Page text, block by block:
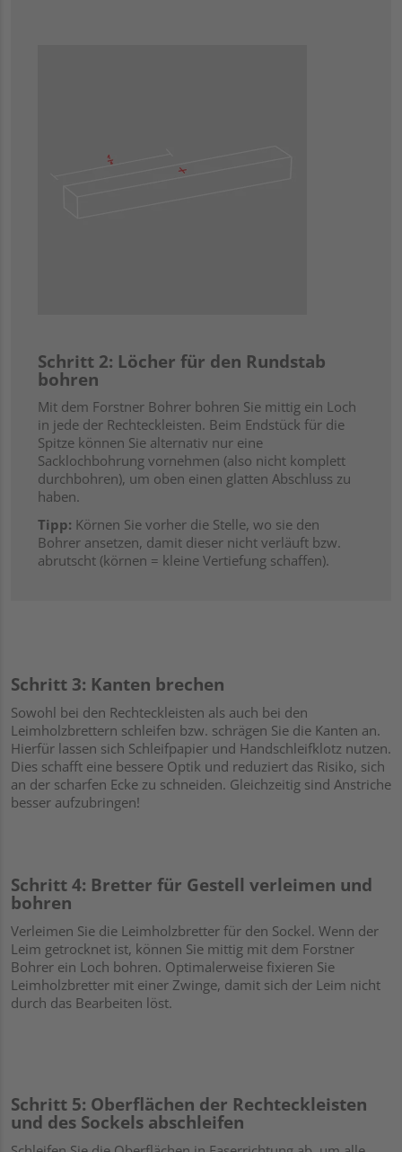
Schritt 2: Löcher für den Rundstab
bohren
Mit dem Forstner Bohrer bohren Sie mittig ein Loch
in jede der Rechteckleisten. Beim Endstück für die
Spitze können Sie alternativ nur eine
Sacklochbohrung vornehmen (also nicht komplett
durchbohren), um oben einen glatten Abschluss zu
haben.
Tipp: Körnen Sie vorher die Stelle, wo sie den
Bohrer ansetzen, damit dieser nicht verläuft bzw.
abrutscht (körnen = kleine Vertiefung schaffen).
Schritt 3: Kanten brechen
Sowohl bei den Rechteckleisten als auch bei den
Leimholzbrettern schleifen bzw. schrägen Sie die Kanten an.
Hierfür lassen sich Schleifpapier und Handschleifklotz nutzen.
Dies schafft eine bessere Optik und reduziert das Risiko, sich
an der scharfen Ecke zu schneiden. Gleichzeitig sind Anstriche
besser aufzubringen!
Schritt 4: Bretter für Gestell verleimen und
bohren
Verleimen Sie die Leimholzbretter für den Sockel. Wenn der
Leim getrocknet ist, können Sie mittig mit dem Forstner
Bohrer ein Loch bohren. Optimalerweise fixieren Sie
Leimholzbretter mit einer Zwinge, damit sich der Leim nicht
durch das Bearbeiten löst.
Schritt 5: Oberflächen der Rechteckleisten
und des Sockels abschleifen